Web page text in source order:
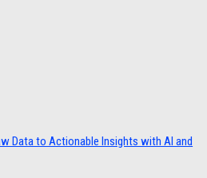
Data to Actionable Insights with AI and